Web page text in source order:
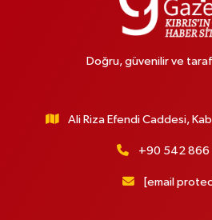
Doğru, güvenilir ve
Ali Riza Efendi Caddesi,
+90 542 866
[email